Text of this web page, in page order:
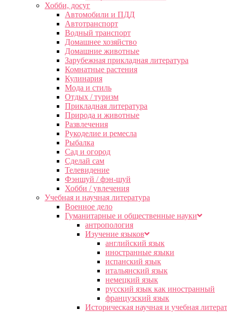
Хобби, досуг
Автомобили и ПДД
Автотранспорт
Водный транспорт
Домашнее хозяйство
Домашние животные
Зарубежная прикладная литература
Комнатные растения
Кулинария
Мода и стиль
Отдых / туризм
Прикладная литература
Природа и животные
Развлечения
Рукоделие и ремесла
Рыбалка
Сад и огород
Сделай сам
Телевидение
Фэншуй / фэн-шуй
Хобби / увлечения
Учебная и научная литература
Военное дело
Гуманитарные и общественные науки
антропология
Изучение языков
английский язык
иностранные языки
испанский язык
итальянский язык
немецкий язык
русский язык как иностранный
французский язык
Историческая научная и учебная